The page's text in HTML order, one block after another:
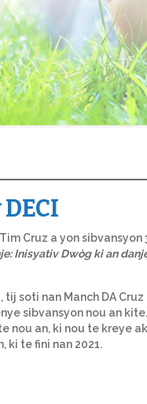
Cruz a yon
Inisyativ Dwòg ki an
soti nan Manch DA
sibvansyon nou an
nou an, ki nou te kreye
ki te fini nan 2021.